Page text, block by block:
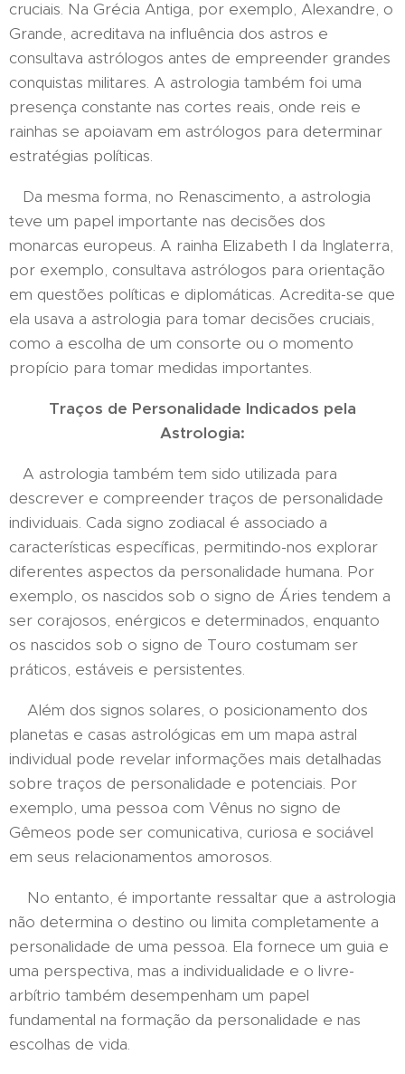
cruciais. Na Grécia Antiga, por exemplo, Alexandre, o
Grande, acreditava na influência dos astros e
consultava astrólogos antes de empreender grandes
conquistas militares. A astrologia também foi uma
presença constante nas cortes reais, onde reis e
rainhas se apoiavam em astrólogos para determinar
estratégias políticas.
Da mesma forma, no Renascimento, a astrologia
teve um papel importante nas decisões dos
monarcas europeus. A rainha Elizabeth I da Inglaterra,
por exemplo, consultava astrólogos para orientação
em questões políticas e diplomáticas. Acredita-se que
ela usava a astrologia para tomar decisões cruciais,
como a escolha de um consorte ou o momento
propício para tomar medidas importantes.
Traços de Personalidade Indicados pela
Astrologia:
A astrologia também tem sido utilizada para
descrever e compreender traços de personalidade
individuais. Cada signo zodiacal é associado a
características específicas, permitindo-nos explorar
diferentes aspectos da personalidade humana. Por
exemplo, os nascidos sob o signo de Áries tendem a
ser corajosos, enérgicos e determinados, enquanto
os nascidos sob o signo de Touro costumam ser
práticos, estáveis e persistentes.
Além dos signos solares, o posicionamento dos
planetas e casas astrológicas em um mapa astral
individual pode revelar informações mais detalhadas
sobre traços de personalidade e potenciais. Por
exemplo, uma pessoa com Vênus no signo de
Gêmeos pode ser comunicativa, curiosa e sociável
em seus relacionamentos amorosos.
No entanto, é importante ressaltar que a astrologia
não determina o destino ou limita completamente a
personalidade de uma pessoa. Ela fornece um guia e
uma perspectiva, mas a individualidade e o livre-
arbítrio também desempenham um papel
fundamental na formação da personalidade e nas
escolhas de vida.